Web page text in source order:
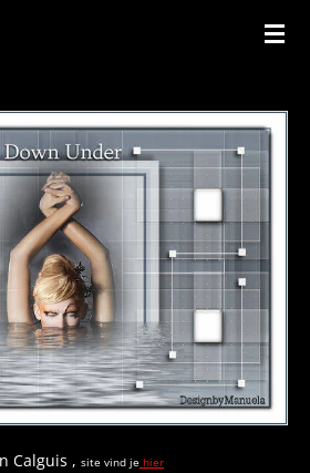
Calguis , site vind je hier